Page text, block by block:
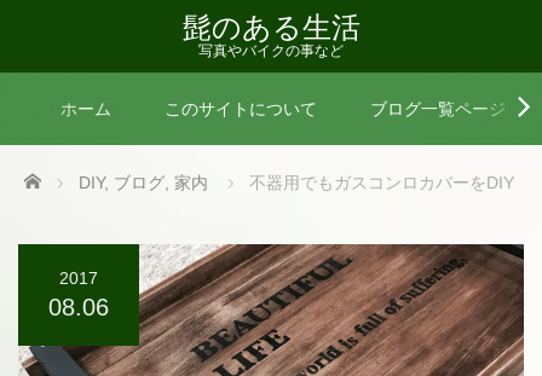
髭のある生活
写真やバイクの事など
ホーム このサイトについて ブログ一覧ページ
Home DIY, ブログ 家内 不器用でもガスコンロカバーをDIY
2017
08.06